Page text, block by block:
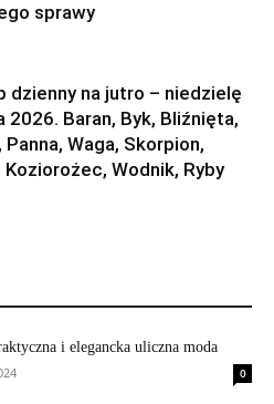
sprawy
dzienny na jutro – niedzielę
2026. Baran, Byk, Bliźnięta,
Panna, Waga, Skorpion,
Wodnik, Ryby
i elegancka uliczna moda
0